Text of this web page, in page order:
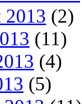
2013 (2)
(11)
(4)
(5)